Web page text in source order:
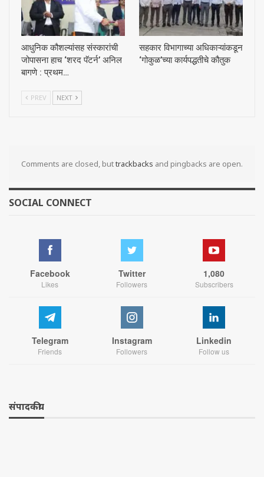
आधुनिक कौशल्यांसह संस्कारांची
जोपासना हाच ‘शरद पॅटर्न’ अनिल
बागणे : प्रथम…
सहकार विभागाच्या अधिकाऱ्यांकडून
‘गोकुळ’च्या कार्यपद्धतीचे कौतुक
PREV NEXT
Comments are closed, buttrackbacks and pingbacks are open.
SOCIAL CONNECT
Facebook
Likes
Twitter
Followers
1,080
Subscribers
Telegram
Friends
Instagram
Followers
Linkedin
Follow us
संपादकीय